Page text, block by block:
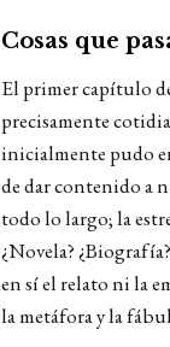
Cosas que
El primer capítulo
precisamente
inicialmente pudo
de dar contenido a
todo lo largo; la
¿Novela?
en sí el relato ni la
la metáfora y la